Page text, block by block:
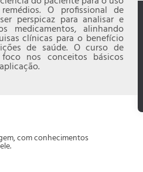
O profissional de
perspicaz para analisar e
medicamentos, alinhando
clínicas para o benefício
de saúde. O curso de
nos conceitos básicos
com conhecimentos